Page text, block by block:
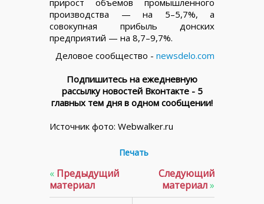
производства — на 5–5,7%, а
совокупная прибыль донских
предприятий — на 8,7–9,7%.
Деловое сообщество - newsdelo.com
Подпишитесь на ежедневную
рассылку новостей Вконтакте - 5
главных тем дня в одном сообщении!
Источник фото: Webwalker.ru
Печать
« Предыдущий
материал
Следующий
материал»